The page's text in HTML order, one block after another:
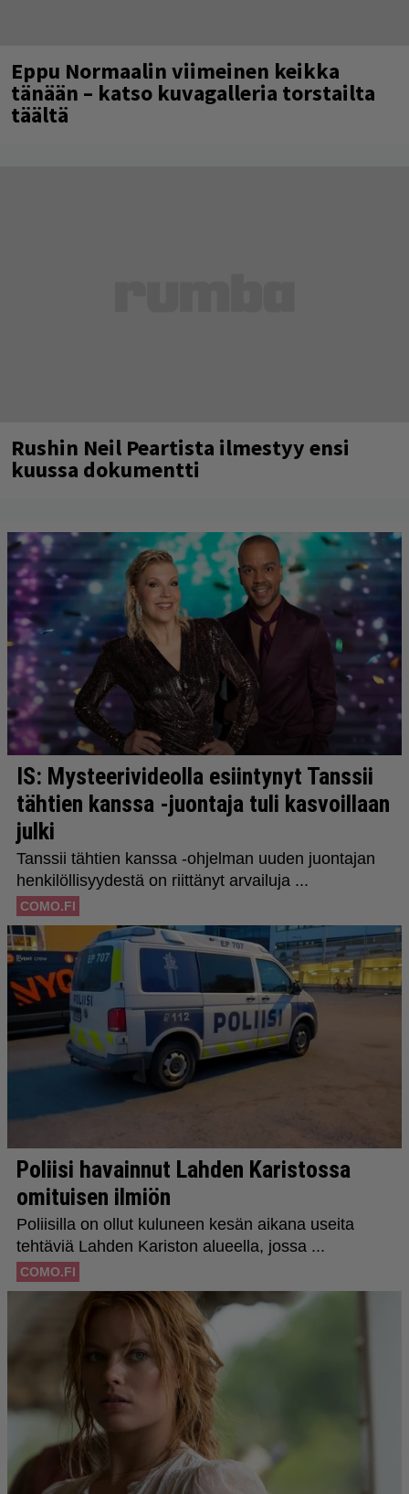
Eppu Normaalin viimeinen keikka
tänään – katso kuvagalleria torstailta
täältä
Rushin Neil Peartista ilmestyy ensi
kuussa dokumentti